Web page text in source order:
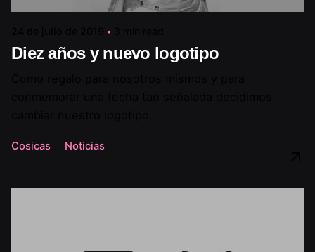
Diez años y nuevo logotipo
Cosicas Noticias